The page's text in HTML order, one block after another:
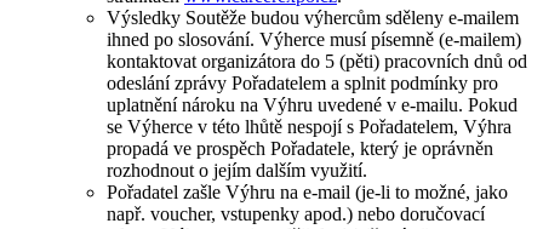
Výsledky Soutěže budou výhercům sděleny e-mailem
ihned po slosování. Výherce musí písemně (e-mailem)
kontaktovat organizátora do 5 (pěti) pracovních dnů od
odeslání zprávy Pořadatelem a splnit podmínky pro
uplatnění nároku na Výhru uvedené v e-mailu. Pokud
se Výherce v této lhůtě nespojí s Pořadatelem, Výhra
propadá ve prospěch Pořadatele, který je oprávněn
rozhodnout o jejím dalším využití.
Pořadatel zašle Výhru na e-mail (je-li to možné, jako
např. voucher, vstupenky apod.) nebo doručovací